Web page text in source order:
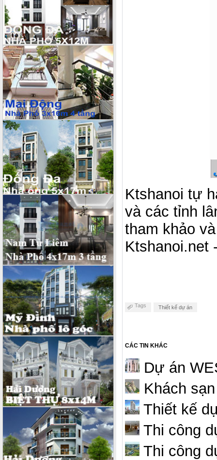
Ktshanoi tự
và các tỉnh
tham khảo
Ktshanoi.net
Tags Thiết kế dự án
CÁC TIN KHÁC
Dự án
Khách
Thiết kế
Thi công
Thi công